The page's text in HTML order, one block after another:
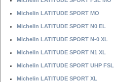
Michelin LATITUDE SPORT MO
Michelin LATITUDE SPORT N0 EL
Michelin LATITUDE SPORT N-0 XL
Michelin LATITUDE SPORT N1 XL
Michelin LATITUDE SPORT UHP FSL
Michelin LATITUDE SPORT XL